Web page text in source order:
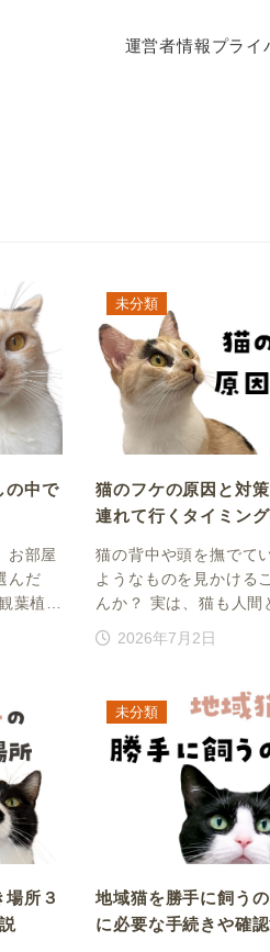
運営者情報プライ
の中で
お部屋
んだ
葉植…
猫のフケの原因と対
連れて行くタイミング
猫の背中や頭を撫でて
ようなものを見かける
んか？ 実は、猫も人
2026年7月2日
未分類
所３
地域猫を勝手に飼う
に必要な手続きや確
未分類